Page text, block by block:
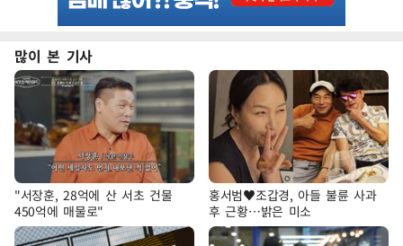
많이 본 기사
"서장훈, 28억에 산 서초 건물
450억에 매물로"
홍서범♥조갑경, 아들 불륜 사과
후 근황…밝은 미소